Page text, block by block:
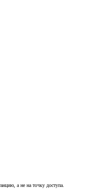
а не на точку доступа.